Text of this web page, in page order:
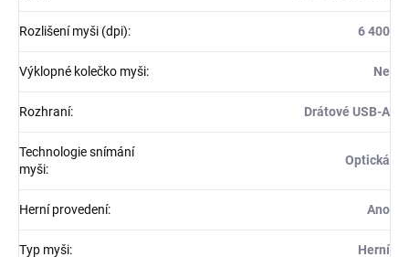
Rozlišení myši (dpi): 6 400
Výklopné kolečko myši: Ne
Rozhraní: Drátové USB-A
Technologie snímání
myši:
Optická
Herní provedení: Ano
Typ myši: Herní